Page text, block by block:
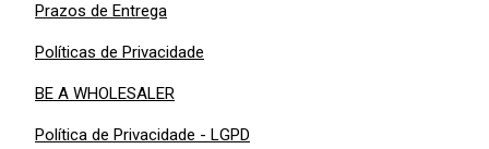
Prazos de Entrega
Políticas de Privacidade
BE A WHOLESALER
Política de Privacidade - LGPD